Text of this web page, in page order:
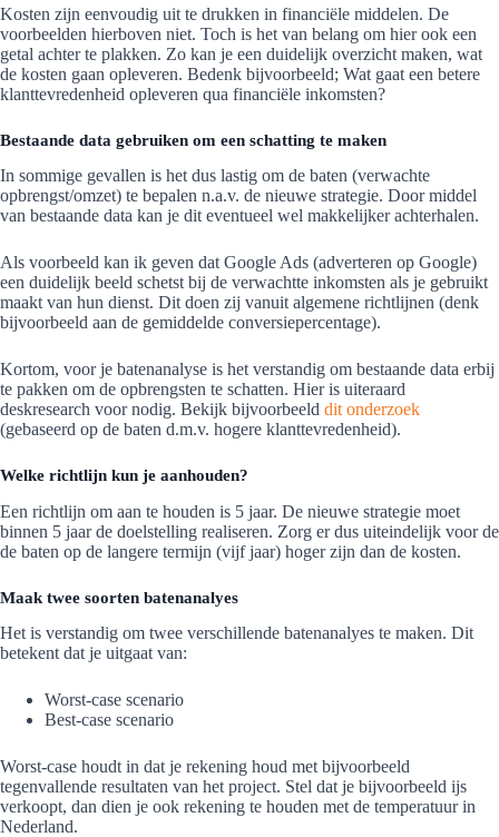
Kosten zijn eenvoudig uit te drukken in financiële middelen. De
voorbeelden hierboven niet. Toch is het van belang om hier ook een
getal achter te plakken. Zo kan je een duidelijk overzicht maken, wat
de kosten gaan opleveren. Bedenk bijvoorbeeld; Wat gaat een betere
klanttevredenheid opleveren qua financiële inkomsten?
Bestaande data gebruiken om een schatting te maken
In sommige gevallen is het dus lastig om de baten (verwachte
opbrengst/omzet) te bepalen n.a.v. de nieuwe strategie. Door middel
van bestaande data kan je dit eventueel wel makkelijker achterhalen.
Als voorbeeld kan ik geven dat Google Ads (adverteren op Google)
een duidelijk beeld schetst bij de verwachtte inkomsten als je gebruikt
maakt van hun dienst. Dit doen zij vanuit algemene richtlijnen (denk
bijvoorbeeld aan de gemiddelde conversiepercentage).
Kortom, voor je batenanalyse is het verstandig om bestaande data erbij
te pakken om de opbrengsten te schatten. Hier is uiteraard
deskresearch voor nodig. Bekijk bijvoorbeeld dit onderzoek
(gebaseerd op de baten d.m.v. hogere klanttevredenheid).
Welke richtlijn kun je aanhouden?
Een richtlijn om aan te houden is 5 jaar. De nieuwe strategie moet
binnen 5 jaar de doelstelling realiseren. Zorg er dus uiteindelijk voor de
de baten op de langere termijn (vijf jaar) hoger zijn dan de kosten.
Maak twee soorten batenanalyes
Het is verstandig om twee verschillende batenanalyes te maken. Dit
betekent dat je uitgaat van:
Worst-case scenario
Best-case scenario
Worst-case houdt in dat je rekening houd met bijvoorbeeld
tegenvallende resultaten van het project. Stel dat je bijvoorbeeld ijs
verkoopt, dan dien je ook rekening te houden met de temperatuur in
Nederland.